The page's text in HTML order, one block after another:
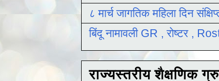
८ मार्च जागतिक महिला दिन
बिंदू नामावली GR , रोष्टर ,
राज्यस्तरीय शैक्षणिक